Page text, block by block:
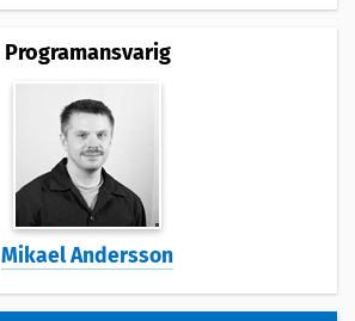
Programansvarig
Mikael Andersson